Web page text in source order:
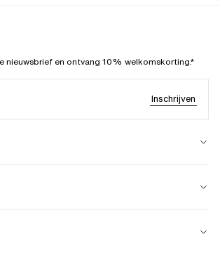
nieuwsbrief en ontvang 10% welkomskorting.*
Inschrijven